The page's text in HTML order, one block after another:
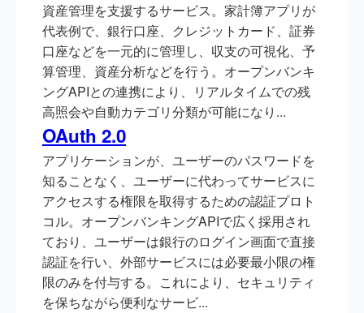
資産管理を支援するサービス。家計簿アプリが
代表例で、銀行口座、クレジットカード、証券
口座などを一元的に管理し、収支の可視化、予
算管理、資産分析などを行う。オープンバンキ
ングAPIとの連携により、リアルタイムでの残
高照会や自動カテゴリ分類が可能になり...
OAuth 2.0
アプリケーションが、ユーザーのパスワードを
知ることなく、ユーザーに代わってサービスに
アクセスする権限を取得するための認証プロト
コル。オープンバンキングAPIで広く採用され
ており、ユーザーは銀行のログイン画面で直接
認証を行い、外部サービスには必要最小限の権
限のみを付与する。これにより、セキュリティ
を保ちながら便利なサービ...